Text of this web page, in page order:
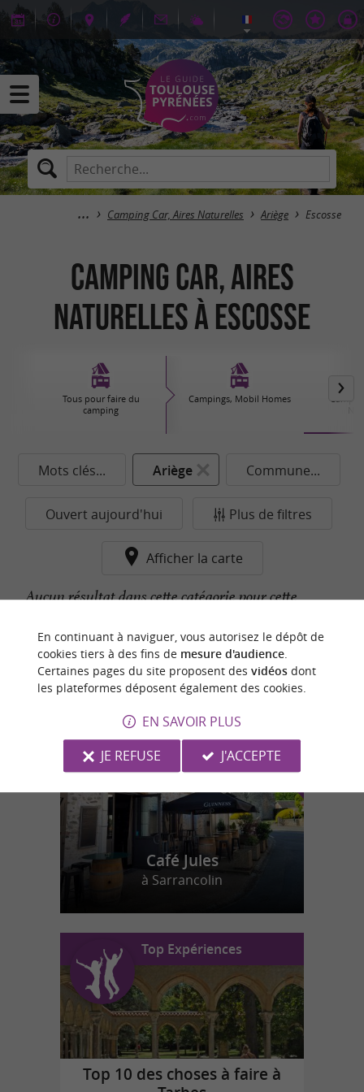
Camping Car, Aires Naturelles Ariège Escosse
Camping Car, Aires
Naturelles à Escosse
Tous pour faire du
camping
Campings, Mobil Homes
Mots clés... Ariège Commune...
Ouvert aujourd'hui Plus de filtres
Afficher la carte
Aucun résultat dans cette catégorie pour cette
n
o
t
r
e
c
o
u
p
d
e
c
o
e
u
r
Café Jules
à Sarrancolin
Top Expériences
Top 10 des choses à faire à
En continuant à naviguer, vous autorisez le dépôt de
cookies tiers à des fins de mesure d'audience.
Certaines pages du site proposent des vidéosdont
les plateformes déposent également des cookies.
EN SAVOIR PLUS
JE REFUSE
J'ACCEPTE